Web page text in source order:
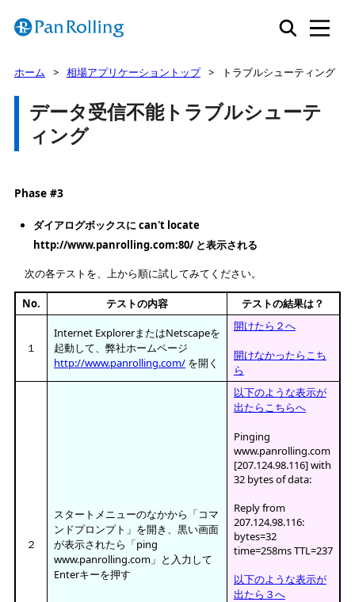
ホーム 相場アプリケーショントップ トラブルシューティング
データ受信不能トラブルシューテ
ィング
Phase #3
ダイアログボックスに can't locate
http://www.panrolling.com:80/ と表示される
次の各テストを、上から順に試してみてください。
No. テストの内容 テストの結果は？
１
Internet ExplorerまたはNetscapeを
起動して、弊社ホームページ
http://www.panrolling.com/を開く
開けたら２へ
開けなかったらこち
ら
２
スタートメニューのなかから「コマ
ンドプロンプト」を開き、黒い画面
が表示されたら「ping
www.panrolling.com」と入力して
Enterキーを押す
以下のような表示が
出たらこちらへ
Pinging
www.panrolling.com
[207.124.98.116] with
32 bytes of data:
Reply from
207.124.98.116:
bytes=32
time=258ms TTL=237
以下のような表示が
出たら３へ